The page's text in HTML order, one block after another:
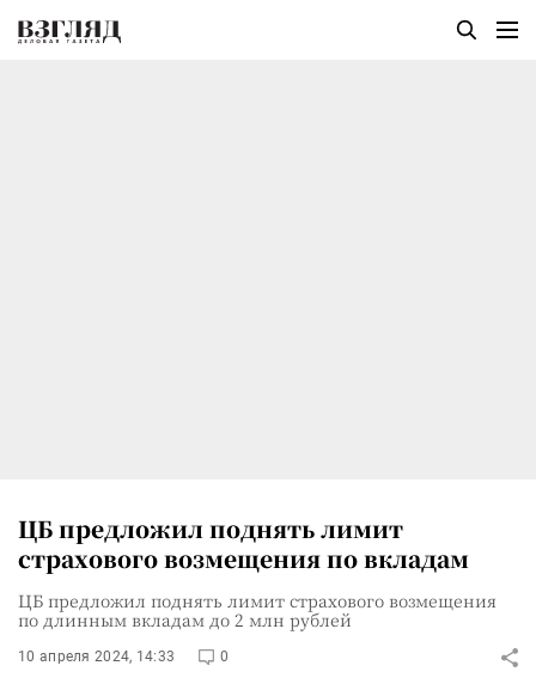
ЦБ предложил поднять лимит
страхового возмещения по вкладам
ЦБ предложил поднять лимит страхового возмещения
по длинным вкладам до 2 млн рублей
10 апреля 2024, 14:33 0